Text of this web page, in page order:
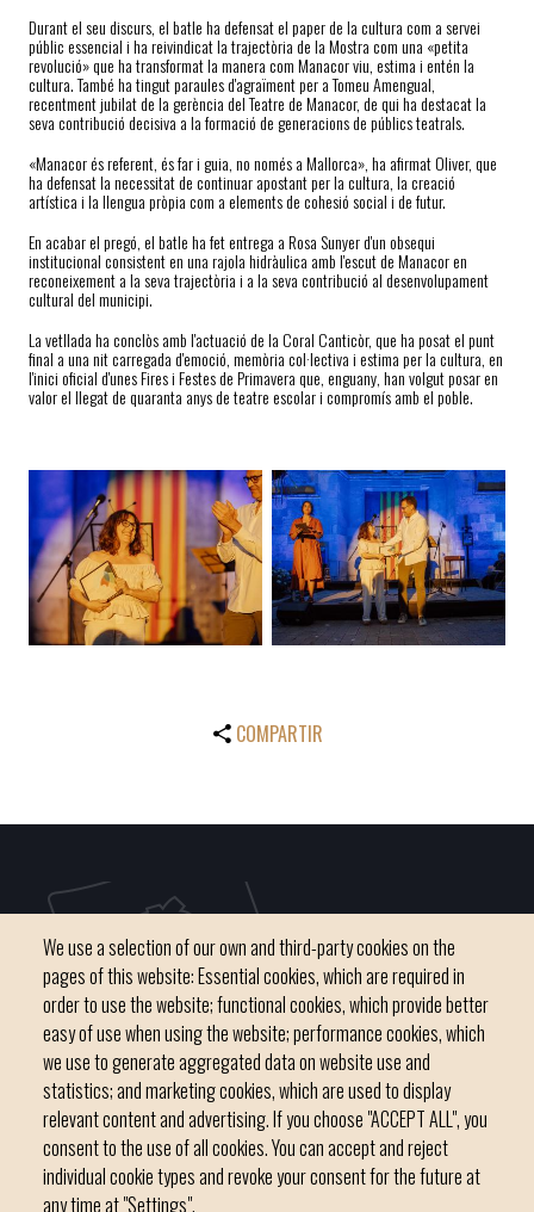
Durant el seu discurs, el batle ha defensat el paper de la cultura com a servei
públic essencial i ha reivindicat la trajectòria de la Mostra com una «petita
revolució» que ha transformat la manera com Manacor viu, estima i entén la
cultura. També ha tingut paraules d'agraïment per a Tomeu Amengual,
recentment jubilat de la gerència del Teatre de Manacor, de qui ha destacat la
seva contribució decisiva a la formació de generacions de públics teatrals.
«Manacor és referent, és far i guia, no només a Mallorca», ha afirmat Oliver, que
ha defensat la necessitat de continuar apostant per la cultura, la creació
artística i la llengua pròpia com a elements de cohesió social i de futur.
En acabar el pregó, el batle ha fet entrega a Rosa Sunyer d'un obsequi
institucional consistent en una rajola hidràulica amb l'escut de Manacor en
reconeixement a la seva trajectòria i a la seva contribució al desenvolupament
cultural del municipi.
La vetllada ha conclòs amb l'actuació de la Coral Canticòr, que ha posat el punt
final a una nit carregada d'emoció, memòria col·lectiva i estima per la cultura, en
l'inici oficial d'unes Fires i Festes de Primavera que, enguany, han volgut posar en
valor el llegat de quaranta anys de teatre escolar i compromís amb el poble.
COMPARTIR
C / del Convent, s/n 07500 Manacor
Phone 971 84 91 00 - CIF: P0703300D
We use a selection of our own and third-party cookies on the
pages of this website: Essential cookies, which are required in
order to use the website; functional cookies, which provide better
easy of use when using the website; performance cookies, which
we use to generate aggregated data on website use and
statistics; and marketing cookies, which are used to display
relevant content and advertising. If you choose "ACCEPT ALL", you
consent to the use of all cookies. You can accept and reject
individual cookie types and revoke your consent for the future at
any time at "Settings".